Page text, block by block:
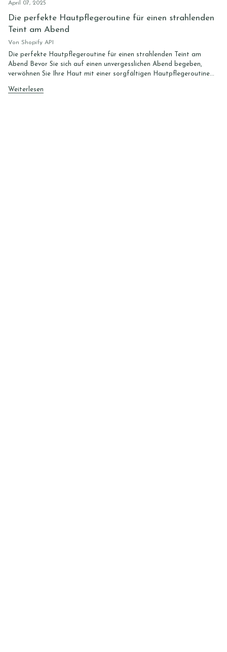
April 07, 2025
Die perfekte Hautpflegeroutine für einen strahlenden
Teint am Abend
Von Shopify API
Die perfekte Hautpflegeroutine für einen strahlenden Teint am
Abend Bevor Sie sich auf einen unvergesslichen Abend begeben,
verwöhnen Sie Ihre Haut mit einer sorgfältigen Hautpflegeroutine...
Weiterlesen